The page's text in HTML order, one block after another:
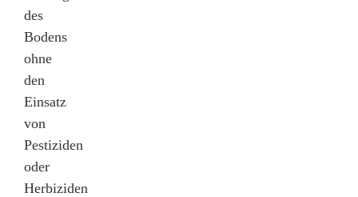
des
Bodens
ohne
den
Einsatz
von
Pestiziden
oder
Herbiziden